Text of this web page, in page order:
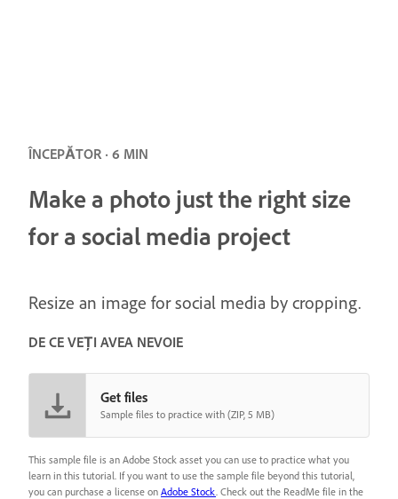
ÎNCEPĂTOR · 6 MIN
Make a photo just the right size
for a social media project
Resize an image for social media by cropping.
DE CE VEȚI AVEA NEVOIE
Get files
Sample files to practice with (ZIP, 5 MB)
This sample file is an Adobe Stock asset you can use to practice what you
learn in this tutorial. If you want to use the sample file beyond this tutorial,
you can purchase a license on Adobe Stock . Check out the ReadMe file in the